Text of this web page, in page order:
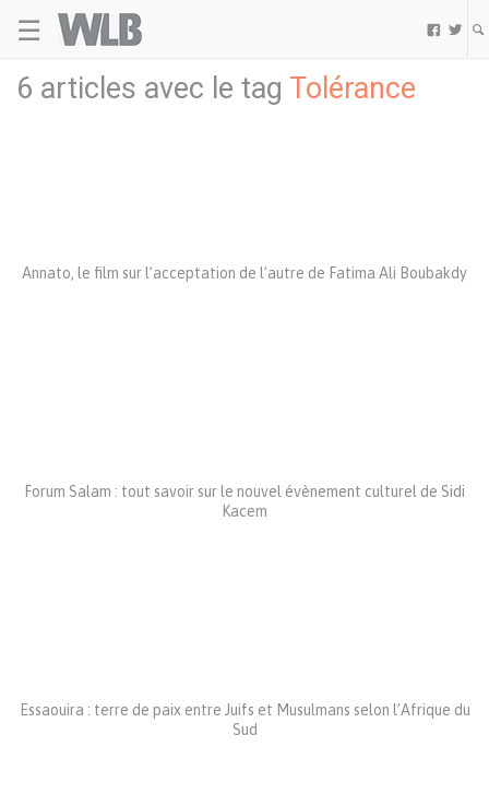
☰  
6 articles avec le tag Tolérance
Annato, le film sur l’acceptation de l’autre de Fatima Ali Boubakdy
Forum Salam : tout savoir sur le nouvel évènement culturel de Sidi
Kacem
Essaouira : terre de paix entre Juifs et Musulmans selon l’Afrique du
Sud